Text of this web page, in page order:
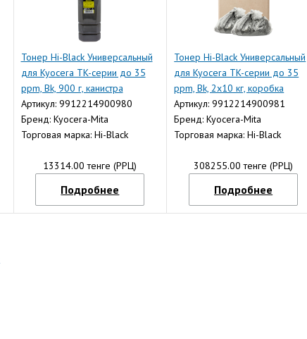
Тонер Hi-Black Универсальный
для Kyocera TK-серии до 35
ppm, Bk, 900 г, канистра
Артикул: 9912214900980
Бренд: Kyocera-Mita
Торговая марка: Hi-Black
13314.00 тенге (РРЦ)
Подробнее
Тонер Hi-Black Универсальный
для Kyocera TK-серии до 35
ppm, Bk, 2x10 кг, коробка
Артикул: 9912214900981
Бренд: Kyocera-Mita
Торговая марка: Hi-Black
308255.00 тенге (РРЦ)
Подробнее